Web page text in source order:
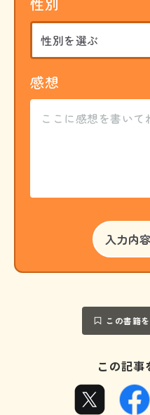
感想
この書籍
この記事